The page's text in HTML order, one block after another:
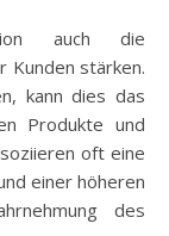
auch die
Kunden stärken.
kann dies das
Produkte und
oft eine
einer höheren
des